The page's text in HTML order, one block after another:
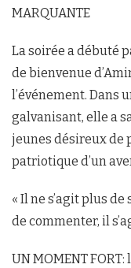
MARQUANTE
La soirée a débuté
de bienvenue
l’événement. Dans
galvanisant, elle a
jeunes désireux de
patriotique d’un
« Il ne s’agit plus de
de commenter, il
UN MOMENT